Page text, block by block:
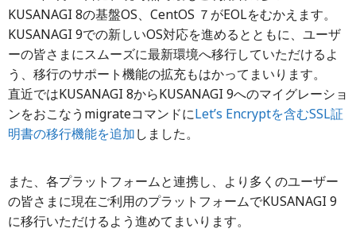
KUSANAGI 8の基盤OS、CentOS ７がEOLをむかえます。
KUSANAGI 9での新しいOS対応を進めるとともに、ユーザ
ーの皆さまにスムーズに最新環境へ移行していただけるよ
う、移行のサポート機能の拡充もはかってまいります。
直近ではKUSANAGI 8からKUSANAGI 9へのマイグレーショ
ンをおこなうmigrateコマンドにLet’s Encryptを含むSSL証
明書の移行機能を追加しました。
また、各プラットフォームと連携し、より多くのユーザー
の皆さまに現在ご利用のプラットフォームでKUSANAGI 9
に移行いただけるよう進めてまいります。